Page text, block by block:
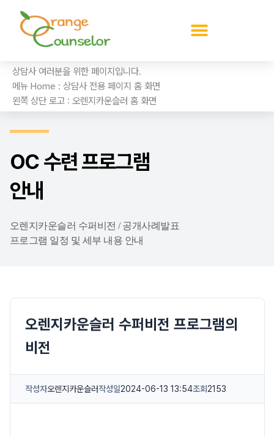
기
상담사 여러분을 위한 페이지입니다.
메뉴 Home : 상담사 전용 페이지 홈 화면
왼쪽 상단 로고 : 오렌지카운슬러 홈 화면
OC 수련 프로그램
안내
오렌지카운슬러 수퍼비전 / 공개사례발표
프로그램 일정 및 세부 내용 안내
오렌지카운슬러 수퍼비전 프로그램의
비전
작성자오렌지카운슬러작성일2024-06-13 13:54조회 2153